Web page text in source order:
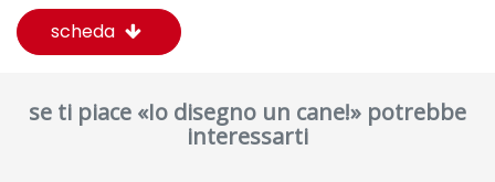
scheda
se ti piace «Io disegno un cane!» potrebbe
interessarti